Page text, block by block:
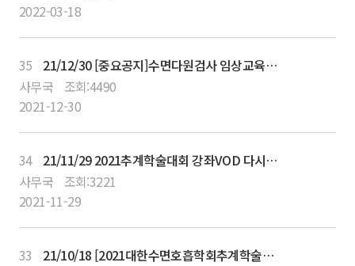
2022-03-18
35
21/12/30 [중요공지]수면다원검사 임상교육평점강좌 개최 안내
사무국
조회:4490
2021-12-30
34
21/11/29 2021추계학술대회 강좌VOD 다시보기 서비스 안내
사무국
조회:3221
2021-11-29
33
21/10/18 [2021대한수면호흡학회추계학술대회 사전등록 안내]_11월14일(일)까지